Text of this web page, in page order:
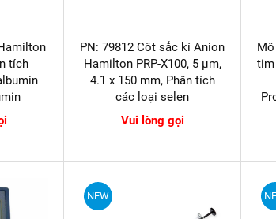
tích
PN: 79812 Côt sắc kí Anion
Hamilton PRP-X100, 5 µm,
4.1 x 150 mm, Phân tích
các loại selen
Vui lòng gọi
tim
NEW